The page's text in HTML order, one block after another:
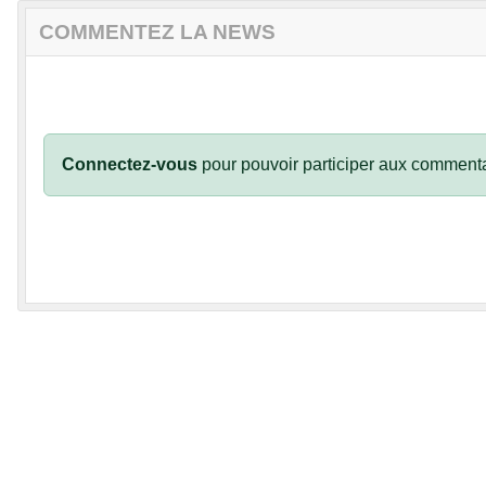
COMMENTEZ LA NEWS
Connectez-vous pour pouvoir participer aux